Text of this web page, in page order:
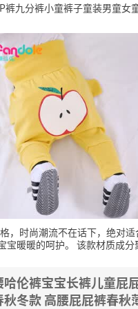
九分裤小童裤子童装男童女
，时尚潮流不在话下，绝对
暖暖的呵护。 该款材质成分
伦裤宝宝长裤儿童屁
冬款 高腰屁屁裤春